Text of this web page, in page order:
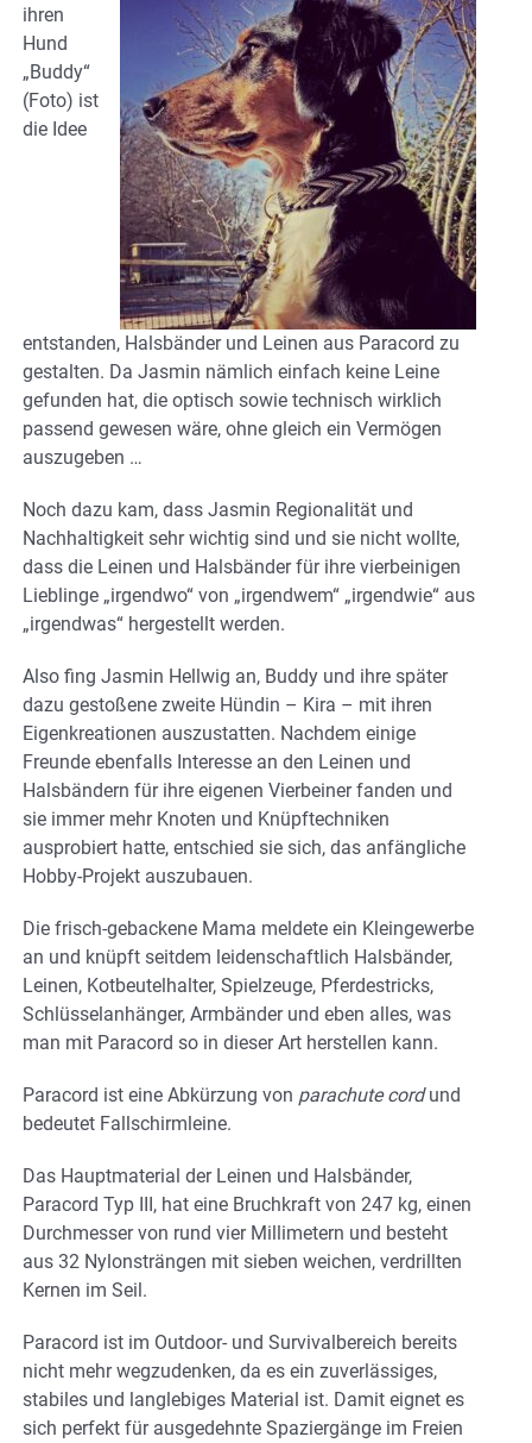
ihren
Hund
„Buddy“
(Foto) ist
die Idee
entstanden, Halsbänder und Leinen aus Paracord zu
gestalten. Da Jasmin nämlich einfach keine Leine
gefunden hat, die optisch sowie technisch wirklich
passend gewesen wäre, ohne gleich ein Vermögen
auszugeben …
Noch dazu kam, dass Jasmin Regionalität und
Nachhaltigkeit sehr wichtig sind und sie nicht wollte,
dass die Leinen und Halsbänder für ihre vierbeinigen
Lieblinge „irgendwo“ von „irgendwem“ „irgendwie“ aus
„irgendwas“ hergestellt werden.
Also fing Jasmin Hellwig an, Buddy und ihre später
dazu gestoßene zweite Hündin – Kira – mit ihren
Eigenkreationen auszustatten. Nachdem einige
Freunde ebenfalls Interesse an den Leinen und
Halsbändern für ihre eigenen Vierbeiner fanden und
sie immer mehr Knoten und Knüpftechniken
ausprobiert hatte, entschied sie sich, das anfängliche
Hobby-Projekt auszubauen.
Die frisch-gebackene Mama meldete ein Kleingewerbe
an und knüpft seitdem leidenschaftlich Halsbänder,
Leinen, Kotbeutelhalter, Spielzeuge, Pferdestricks,
Schlüsselanhänger, Armbänder und eben alles, was
man mit Paracord so in dieser Art herstellen kann.
Paracord ist eine Abkürzung von parachute cordund
bedeutet Fallschirmleine.
Das Hauptmaterial der Leinen und Halsbänder,
Paracord Typ III, hat eine Bruchkraft von 247 kg, einen
Durchmesser von rund vier Millimetern und besteht
aus 32 Nylonsträngen mit sieben weichen, verdrillten
Kernen im Seil.
Paracord ist im Outdoor- und Survivalbereich bereits
nicht mehr wegzudenken, da es ein zuverlässiges,
stabiles und langlebiges Material ist. Damit eignet es
sich perfekt für ausgedehnte Spaziergänge im Freien